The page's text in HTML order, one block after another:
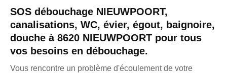
SOS débouchage NIEUWPOORT,
canalisations, WC, évier, égout, baignoire,
douche à 8620 NIEUWPOORT pour tous
vos besoins en débouchage.
Vous rencontre un problème d'écoulement de votre